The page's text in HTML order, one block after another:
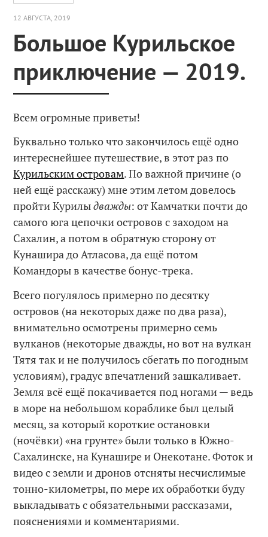
12 АВГУСТА, 2019
Большое Курильское
приключение — 2019.
Всем огромные приветы!
Буквально только что закончилось ещё одно
интереснейшее путешествие, в этот раз по
Курильским островам. По важной причине (о
ней ещё расскажу) мне этим летом довелось
пройти Курилыдважды: от Камчатки почти до
самого юга цепочки островов с заходом на
Сахалин, а потом в обратную сторону от
Кунашира до Атласова, да ещё потом
Командоры в качестве бонус-трека.
Всего погулялось примерно по десятку
островов (на некоторых даже по два раза),
внимательно осмотрены примерно семь
вулканов (некоторые дважды, но вот на вулкан
Тятя так и не получилось сбегать по погодным
условиям), градус впечатлений зашкаливает.
Земля всё ещё покачивается под ногами — ведь
в море на небольшом кораблике был целый
месяц, за который короткие остановки
(ночёвки) «на грунте» были только в Южно-
Сахалинске, на Кунашире и Онекотане. Фоток и
видео с земли и дронов отсняты несчислимые
тонно-километры, по мере их обработки буду
выкладывать с обязательными рассказами,
пояснениями и комментариями.